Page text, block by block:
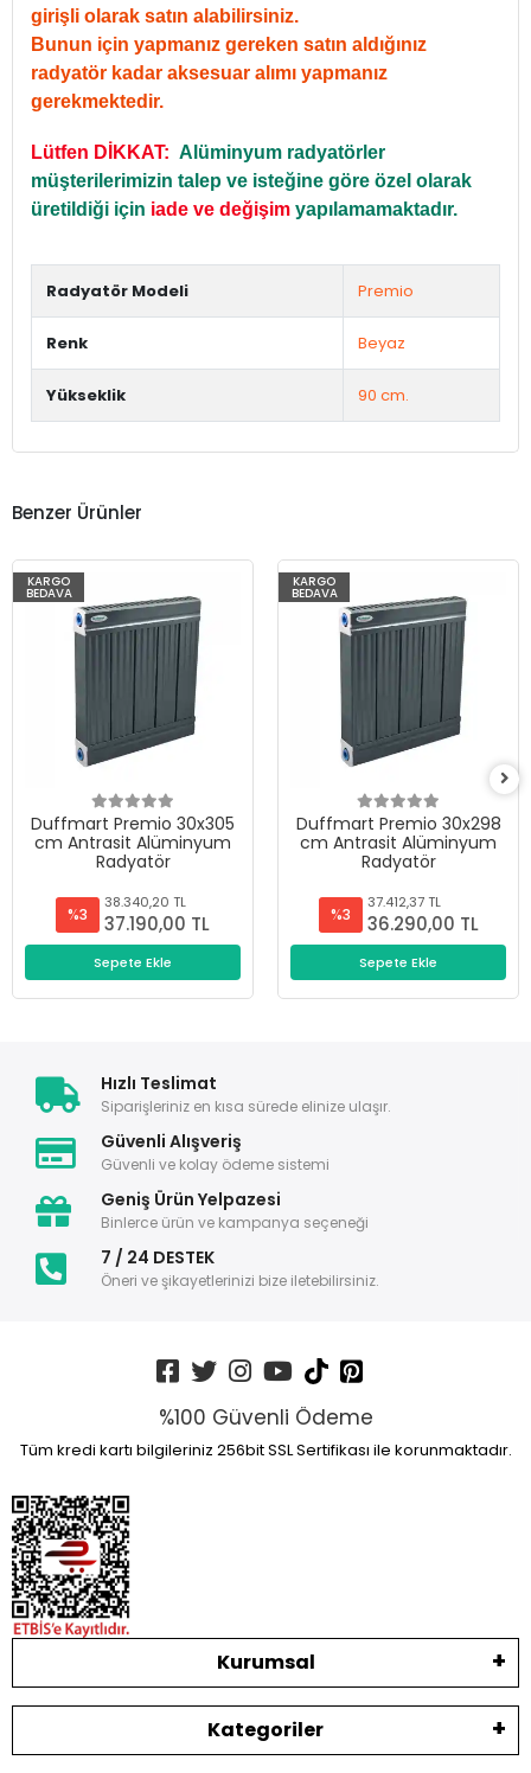
girişli olarak satın alabilirsiniz.
Bunun için yapmanız gereken satın aldığınız
radyatör kadar aksesuar alımı yapmanız
gerekmektedir.
Lütfen DİKKAT: Alüminyum radyatörler
müşterilerimizin talep ve isteğine göre özel olarak
üretildiği için iade ve değişim yapılamamaktadır.
Radyatör Modeli Premio
Renk Beyaz
Yükseklik 90 cm.
Benzer Ürünler
KARGO
BEDAVA
Duffmart Premio 30x305
cm Antrasit Alüminyum
Radyatör
%3
38.340,20 TL
37.190,00 TL
Sepete Ekle
KARGO
BEDAVA
Duffmart Premio 30x298
cm Antrasit Alüminyum
Radyatör
%3
37.412,37 TL
36.290,00 TL
Sepete Ekle
Hızlı Teslimat
Siparişleriniz en kısa sürede elinize ulaşır.
Güvenli Alışveriş
Güvenli ve kolay ödeme sistemi
Geniş Ürün Yelpazesi
Binlerce ürün ve kampanya seçeneği
7 / 24 DESTEK
Öneri ve şikayetlerinizi bize iletebilirsiniz.
%100 Güvenli Ödeme
Tüm kredi kartı bilgileriniz 256bit SSL Sertifikası ile korunmaktadır.
Kurumsal
Kategoriler